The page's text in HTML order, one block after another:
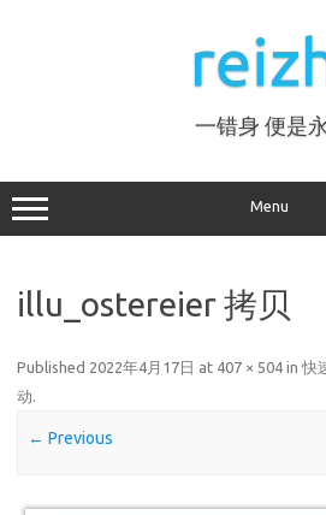
一错身 便是
Menu
illu_ostereier 拷贝
Published 2022年4月17日 at 407 × 504 in 快
动.
← Previous